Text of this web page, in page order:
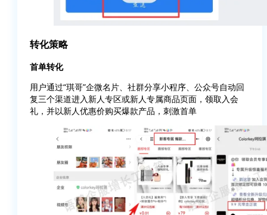
转化策略
首单转化
用户通过“琪哥”企微名片、社群分享小程序、公众号自动回
复三个渠道进入新人专区或新人专属商品页面，领取入会
礼，并以新人优惠价购买爆款产品，刺激首单